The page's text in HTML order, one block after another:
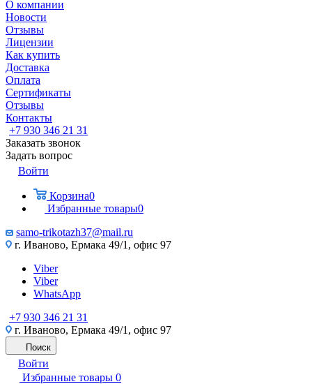
О компании
Новости
Отзывы
Лицензии
Как купить
Доставка
Оплата
Сертификаты
Отзывы
Контакты
+7 930 346 21 31
Заказать звонок
Задать вопрос
Войти
Корзина0
Избранные товары0
samo-trikotazh37@mail.ru
г. Иваново, Ермака 49/1, офис 97
Viber
Viber
WhatsApp
+7 930 346 21 31
г. Иваново, Ермака 49/1, офис 97
Поиск
Войти
Избранные товары 0